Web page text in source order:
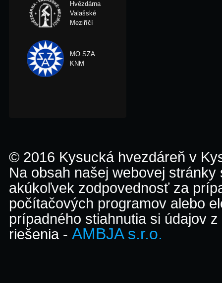
Hvězdárna
Valašské
Meziříčí
MO SZA
KNM
© 2016 Kysucká hvezdáreň v
Na obsah našej webovej
akúkoľvek zodpovednosť za
počítačových programov alebo
prípadného stiahnutia si údajov
riešenia - AMBJA s.r.o.